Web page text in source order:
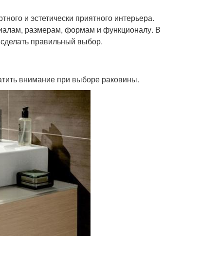
и эстетически приятного интерьера.
размерам, формам и функционалу. В
правильный выбор.
внимание при выборе раковины.